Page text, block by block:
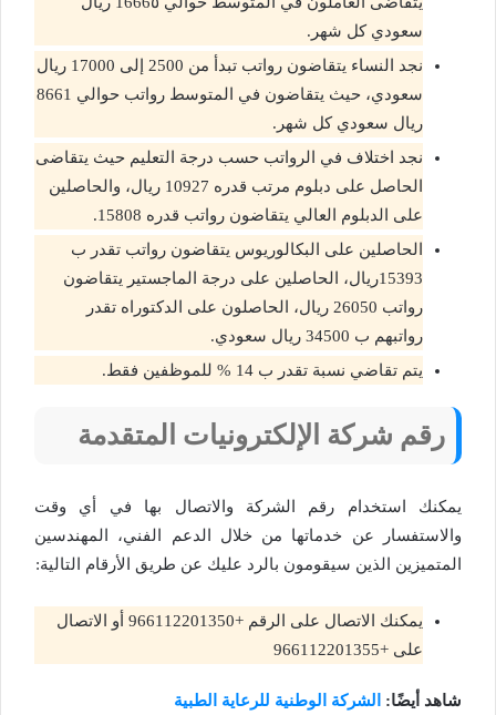
سعودي كل شهر.
نجد النساء يتقاضون رواتب تبدأ من 2500 إلى 17000 ريال
سعودي، حيث يتقاضون في المتوسط رواتب حوالي 8661
ريال سعودي كل شهر.
نجد اختلاف في الرواتب حسب درجة التعليم حيث يتقاضى
الحاصل على دبلوم مرتب قدره 10927 ريال، والحاصلين
على الدبلوم العالي يتقاضون رواتب قدره 15808.
الحاصلين على البكالوريوس يتقاضون رواتب تقدر ب
15393ريال، الحاصلين على درجة الماجستير يتقاضون
رواتب 26050 ريال، الحاصلون على الدكتوراه تقدر
رواتبهم ب 34500 ريال سعودي.
يتم تقاضي نسبة تقدر ب 14 % للموظفين فقط.
رقم شركة الإلكترونيات المتقدمة
يمكنك استخدام رقم الشركة والاتصال بها في أي وقت
والاستفسار عن خدماتها من خلال الدعم الفني، المهندسين
المتميزين الذين سيقومون بالرد عليك عن طريق الأرقام التالية:
يمكنك الاتصال على الرقم +966112201350 أو الاتصال
على +966112201355
شاهد أيضًا: الشركة الوطنية للرعاية الطبية